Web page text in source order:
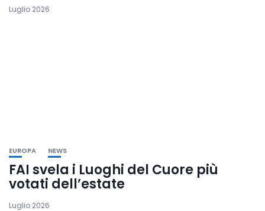
Luglio 2026
EUROPA NEWS
FAI svela i Luoghi del Cuore più
votati dell’estate
Luglio 2026